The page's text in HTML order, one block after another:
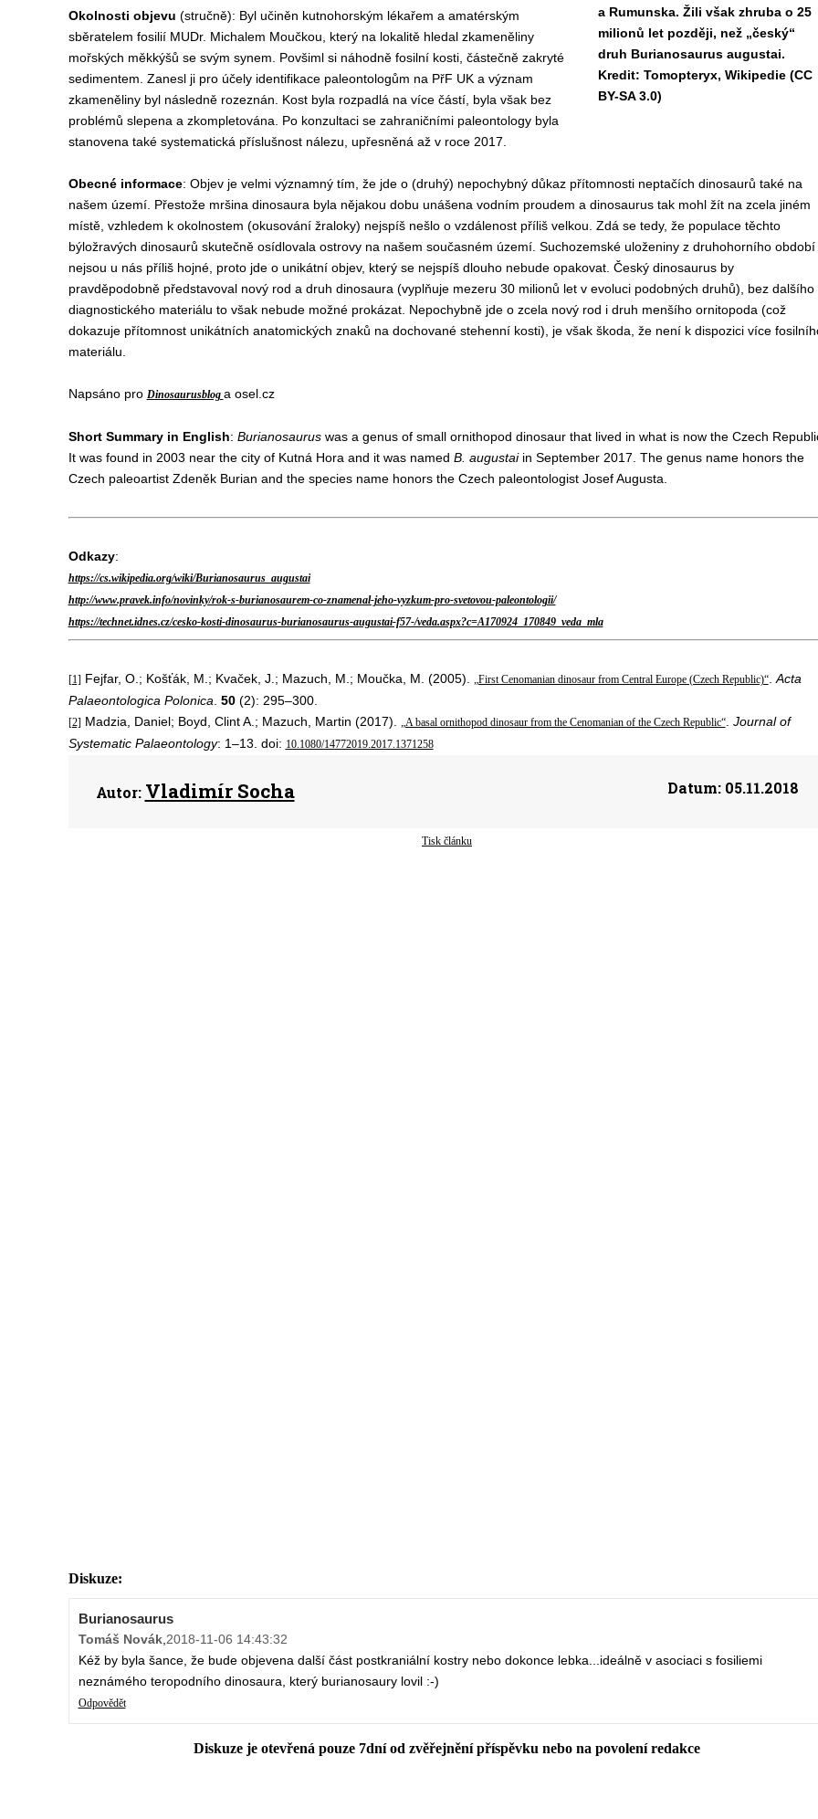
a Rumunska. Žili však zhruba o 25
milionů let později, než „český“
druh Burianosaurus augustai.
Kredit: Tomopteryx, Wikipedie (CC
BY-SA 3.0)
Okolnosti objevu (stručně): Byl učiněn kutnohorským lékařem a amatérským
sběratelem fosilií MUDr. Michalem Moučkou, který na lokalitě hledal zkameněliny
mořských měkkýšů se svým synem. Povšiml si náhodně fosilní kosti, částečně zakryté
sedimentem. Zanesl ji pro účely identifikace paleontologům na PřF UK a význam
zkameněliny byl následně rozeznán. Kost byla rozpadlá na více částí, byla však bez
problémů slepena a zkompletována. Po konzultaci se zahraničními paleontology byla
stanovena také systematická příslušnost nálezu, upřesněná až v roce 2017.
Obecné informace: Objev je velmi významný tím, že jde o (druhý) nepochybný důkaz přítomnosti neptačích dinosaurů také na
našem území. Přestože mršina dinosaura byla nějakou dobu unášena vodním proudem a dinosaurus tak mohl žít na zcela jiném
místě, vzhledem k okolnostem (okusování žraloky) nejspíš nešlo o vzdálenost příliš velkou. Zdá se tedy, že populace těchto
býložravých dinosaurů skutečně osídlovala ostrovy na našem současném území. Suchozemské uloženiny z druhohorního období
nejsou u nás příliš hojné, proto jde o unikátní objev, který se nejspíš dlouho nebude opakovat. Český dinosaurus by
pravděpodobně představoval nový rod a druh dinosaura (vyplňuje mezeru 30 milionů let v evoluci podobných druhů), bez dalšího
diagnostického materiálu to však nebude možné prokázat. Nepochybně jde o zcela nový rod i druh menšího ornitopoda (což
dokazuje přítomnost unikátních anatomických znaků na dochované stehenní kosti), je však škoda, že není k dispozici více
materiálu.
Napsáno pro Dinosaurusblog a osel.cz
Short Summary in English: Burianosauruswas a genus of small ornithopod dinosaur that lived in what is now the Czech
It was found in 2003 near the city of Kutná Hora and it was named B. augustaiin September 2017. The genus name honors the
Czech paleoartist Zdeněk Burian and the species name honors the Czech paleontologist Josef Augusta.
Odkazy:
https://cs.wikipedia.org/wiki/Burianosaurus_augustai
http://www.pravek.info/novinky/rok-s-burianosaurem-co-znamenal-jeho-vyzkum-pro-svetovou-paleontologii/
https://technet.idnes.cz/cesko-kosti-dinosaurus-burianosaurus-augustai-f57-/veda.aspx?c=A170924_170849_veda_mla
[1]Fejfar, O.; Košťák, M.; Kvaček, J.; Mazuch, M.; Moučka, M. (2005). „First Cenomanian dinosaur from Central Europe (Czech Republic)“. Acta
Palaeontologica Polonica 50(2): 295–300.
[2]Madzia, Daniel; Boyd, Clint A.; Mazuch, Martin (2017). „A basal ornithopod dinosaur from the Cenomanian of the Czech Republic“. Journal of
Systematic Palaeontology: 1–13. doi: 10.1080/14772019.2017.1371258
Autor: Vladimír Socha Datum:05.11.2018
Tisk článku
Diskuze:
Burianosaurus
Tomáš Novák,2018-11-06 14:43:32
Kéž by byla šance, že bude objevena další část postkraniální kostry nebo dokonce lebka...ideálně v asociaci s fosiliemi
neznámého teropodního dinosaura, který burianosaury lovil :-)
Odpovědět
Diskuze je otevřená pouze 7dní od zvěřejnění příspěvku nebo na povolení redakce